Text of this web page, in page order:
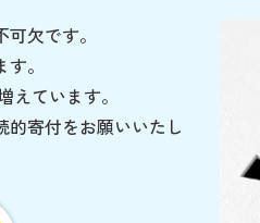
欠です。
。
ています。
寄付をお願いいたし